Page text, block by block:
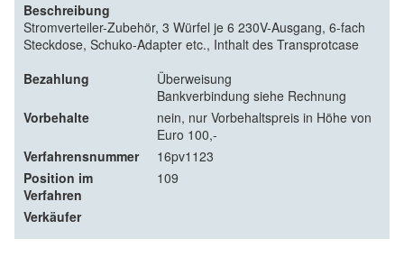
Beschreibung
Stromverteiler-Zubehör, 3 Würfel je 6 230V-Ausgang, 6-fach
Steckdose, Schuko-Adapter etc., Inthalt des Transprotcase
Bezahlung
Überweisung
Bankverbindung siehe Rechnung
Vorbehalte
nein, nur Vorbehaltspreis in Höhe von
Euro 100,-
Verfahrensnummer
16pv1123
Position im
Verfahren
109
Verkäufer